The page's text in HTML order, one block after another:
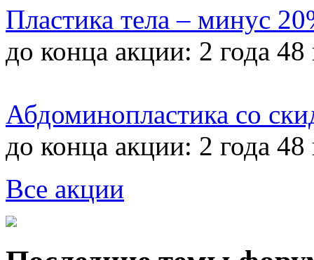
Пластика тела – минус
до конца акции: 2 года 48
Абдоминопластика со
до конца акции: 2 года 48
Все акции